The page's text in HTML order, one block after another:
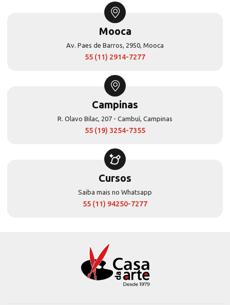
Mooca
Av. Paes de Barros, 2950, Mooca
55 (11) 2914-7277
Campinas
R. Olavo Bilac, 207 - Cambuí, Campinas
55 (19) 3254-7355
Cursos
Saiba mais no Whatsapp
55 (11) 94250-7277